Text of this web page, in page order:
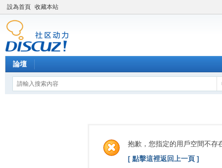
設為首頁 收藏本站
論壇
抱歉，您指定的用戶空間不存
[ 點擊這裡返回上一頁 ]